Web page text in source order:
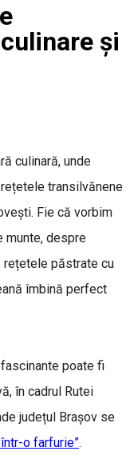
și
culinară, unde
transilvănene
Fie că vorbim
munte, despre
rețetele păstrate cu
îmbină perfect
poate fi
în cadrul Rutei
județul Brașov se
o farfurie”.